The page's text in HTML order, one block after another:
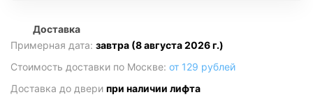
Доставка
Примерная дата: завтра (8 августа 2026 г.)
Стоимость доставки по Москве: от 129 рублей
Доставка до двери при наличии лифта